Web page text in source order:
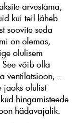
arvestama,
kui teil läheb
soovite seda
on olemas,
olulisem
võib olla
ventilatsioon, –
jaoks olulist
hingamisteede
hädavajalik.